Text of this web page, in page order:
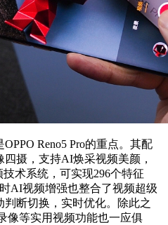
Reno5 Pro的重点。其配
摄，支持AI焕采视频美颜，
术系统，可实现296个特征
AI视频增强也整合了视频超级
断切换，实时优化。除此之
像等实用视频功能也一应俱